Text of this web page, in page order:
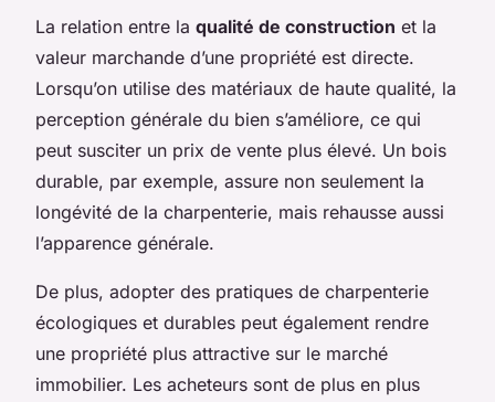
La relation entre la qualité de construction et la
valeur marchande d’une propriété est directe.
Lorsqu’on utilise des matériaux de haute qualité, la
perception générale du bien s’améliore, ce qui
peut susciter un prix de vente plus élevé. Un bois
durable, par exemple, assure non seulement la
longévité de la charpenterie, mais rehausse aussi
l’apparence générale.
De plus, adopter des pratiques de charpenterie
écologiques et durables peut également rendre
une propriété plus attractive sur le marché
immobilier. Les acheteurs sont de plus en plus